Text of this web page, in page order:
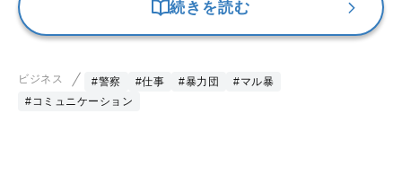
続きを読む
ビジネス #警察 #仕事 #暴力団
#マル暴
#コミュニケーション